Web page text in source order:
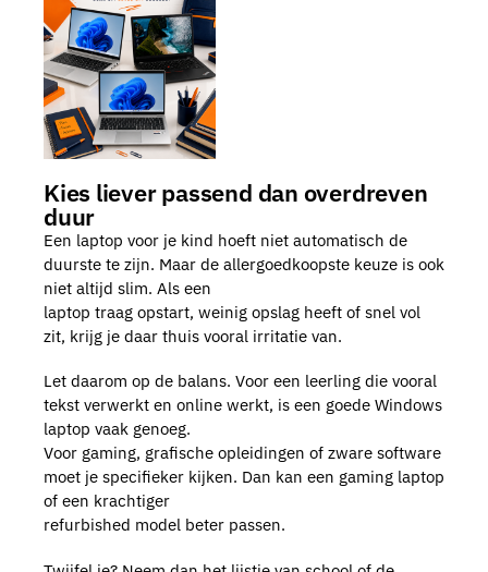
Kies liever passend dan overdreven
duur
Een laptop voor je kind hoeft niet automatisch de
duurste te zijn. Maar de allergoedkoopste keuze is ook
niet altijd slim. Als een
laptop traag opstart, weinig opslag heeft of snel vol
zit, krijg je daar thuis vooral irritatie van.
Let daarom op de balans. Voor een leerling die vooral
tekst verwerkt en online werkt, is een goede Windows
laptop vaak genoeg.
Voor gaming, grafische opleidingen of zware software
moet je specifieker kijken. Dan kan een gaming laptop
of een krachtiger
refurbished model beter passen.